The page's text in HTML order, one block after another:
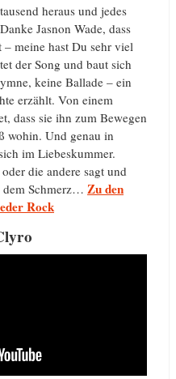
heraus und jedes
Jasnon Wade, dass
meine hast Du sehr viel
der Song und baut sich
keine Ballade – ein
erzählt. Von einem
dass sie ihn zum Bewegen
wohin. Und genau in
im Liebeskummer.
die andere sagt und
dem Schmerz… Zu den
Rock